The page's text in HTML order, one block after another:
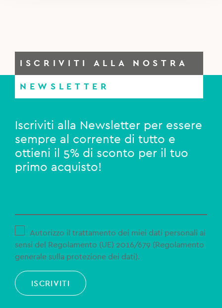
ISCRIVITI ALLA NOSTRA
NEWSLETTER
Iscriviti alla Newsletter per essere
sempre al corrente di tutto e
ottieni il 5% di sconto per il tuo
primo acquisto!
Autorizzo il trattamento dei miei dati personali ai
sensi del Regolamento (UE) 2016/679 (Regolamento
generale sulla protezione dei dati).
ISCRIVITI